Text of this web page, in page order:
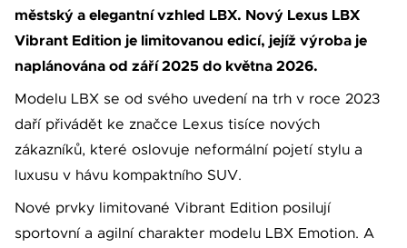
městský a elegantní vzhled LBX. Nový Lexus LBX
Vibrant Edition je limitovanou edicí, jejíž výroba je
naplánována od září 2025 do května 2026.
Modelu LBX se od svého uvedení na trh v roce 2023
daří přivádět ke značce Lexus tisíce nových
zákazníků, které oslovuje neformální pojetí stylu a
luxusu v hávu kompaktního SUV.
Nové prvky limitované Vibrant Edition posilují
sportovní a agilní charakter modelu LBX Emotion. A
Souhlasím se zpracováním osobních údajů
*
Přihlášení k odběru novinek
Pole označená * jsou povinná.
Odeslat